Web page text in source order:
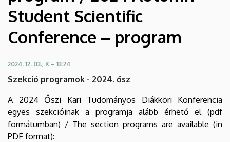
program
2024
Autumn
Student
Scientific
Conference
Student Scientific
Conference – program
2024. 12. 03., K – 13:24
Szekció programok - 2024. ősz
A 2024 Őszi Kari Tudományos Diákköri Konferencia
egyes szekcióinak a programja alább érhető el (pdf
formátumban) / The section programs are available (in
PDF format):